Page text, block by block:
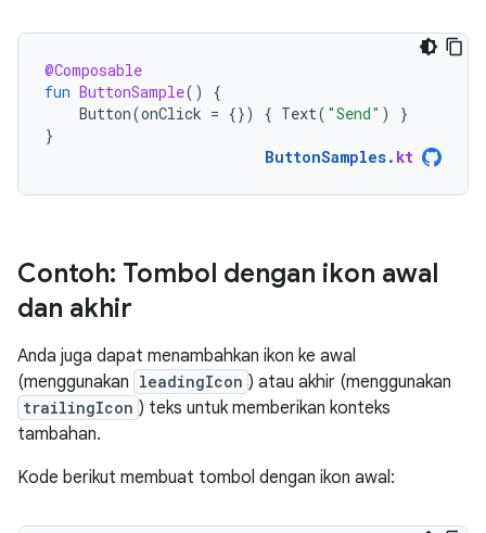
@Composable
fun ButtonSample()
{
Button(onClick = {}) { Text( "Send" )
}
}
ButtonSamples. kt
Contoh: Tombol dengan ikon awal
dan akhir
Anda juga dapat menambahkan ikon ke awal
(menggunakan leadingIcon ) atau akhir (menggunakan
trailingIcon ) teks untuk memberikan konteks
tambahan.
Kode berikut membuat tombol dengan ikon awal: